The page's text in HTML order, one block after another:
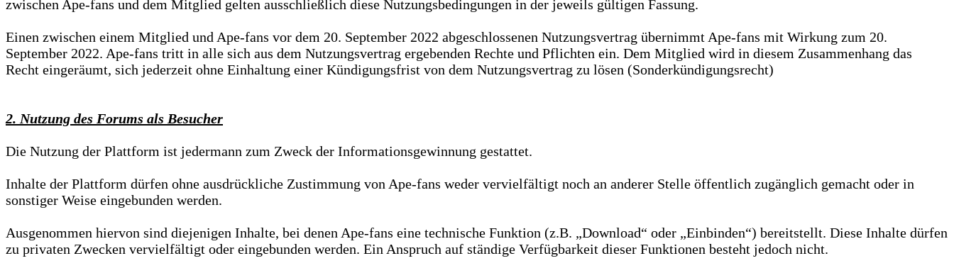
zwischen Ape-fans und dem Mitglied gelten ausschließlich diese Nutzungsbedingungen in der jeweils gültigen Fassung.
Einen zwischen einem Mitglied und Ape-fans vor dem 20. September 2022 abgeschlossenen Nutzungsvertrag übernimmt Ape-fans mit Wirkung zum 20.
September 2022. Ape-fans tritt in alle sich aus dem Nutzungsvertrag ergebenden Rechte und Pflichten ein. Dem Mitglied wird in diesem Zusammenhang das
Recht eingeräumt, sich jederzeit ohne Einhaltung einer Kündigungsfrist von dem Nutzungsvertrag zu lösen (Sonderkündigungsrecht)
2. Nutzung des Forums als Besucher
Die Nutzung der Plattform ist jedermann zum Zweck der Informationsgewinnung gestattet.
Inhalte der Plattform dürfen ohne ausdrückliche Zustimmung von Ape-fans weder vervielfältigt noch an anderer Stelle öffentlich zugänglich gemacht oder in
sonstiger Weise eingebunden werden.
Ausgenommen hiervon sind diejenigen Inhalte, bei denen Ape-fans eine technische Funktion (z.B. „Download“ oder „Einbinden“) bereitstellt. Diese Inhalte dürfen
zu privaten Zwecken vervielfältigt oder eingebunden werden. Ein Anspruch auf ständige Verfügbarkeit dieser Funktionen besteht jedoch nicht.